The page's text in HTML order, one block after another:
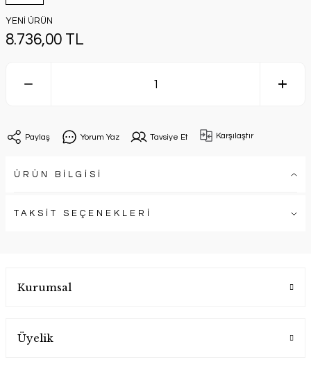
YENİ ÜRÜN
8.736,00 TL
Paylaş Yorum Yaz Tavsiye Et Karşılaştır
ÜRÜN BİLGİSİ
TAKSİT SEÇENEKLERİ
Kurumsal
Üyelik